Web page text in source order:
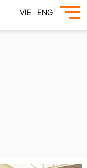
VIE ENG